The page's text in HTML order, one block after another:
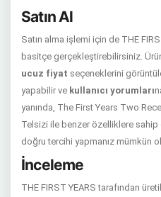
Satın Al
Satın alma işlemi için de THE
basitçe gerçekleştirebilirsiniz.
ucuz fiyat seçeneklerini
yapabilir ve kullanıcı yorumları
yanında, The First Years Two
Telsizi ile benzer özelliklere
doğru tercihi yapmanız mümkün
İnceleme
THE FIRST YEARS tarafından